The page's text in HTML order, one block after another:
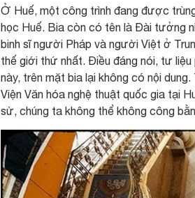
Ở Huế, một công trình đang được
học Huế. Bia còn có tên là Đài tưởng
binh sĩ người Pháp và người Việt ở
thế giới thứ nhất. Điều đáng nói, tư liệu
này, trên mặt bia lại không có nội
Viện Văn hóa nghệ thuật quốc gia tại
sử, chúng ta không thể không công